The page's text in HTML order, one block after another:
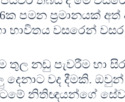
පමන ප්‍රමානයක් අත්
භාවිතය වසරෙන්
නඩු පැවරීම හා
වද දීමකි.
නිතිඥයන්ගේ